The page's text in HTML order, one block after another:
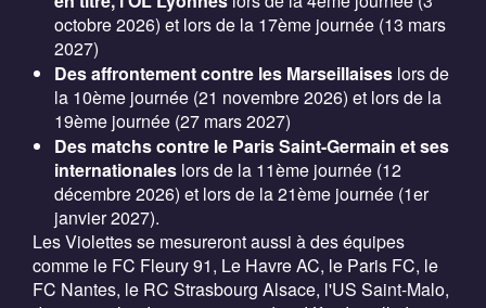
octobre 2026) et lors de la 17ème journée (13 mars
2027)
Des affrontement contre les Marseillaises lors de
la 10ème journée (21 novembre 2026) et lors de la
19ème journée (27 mars 2027)
Des matchs contre le Paris Saint-Germain et ses
internationales lors de la 11ème journée (12
décembre 2026) et lors de la 21ème journée (1er
janvier 2027).
Les Violettes se mesureront aussi à des équipes
comme le FC Fleury 91, Le Havre AC, le Paris FC, le
FC Nantes, le RC Strasbourg Alsace, l'US Saint-Malo,